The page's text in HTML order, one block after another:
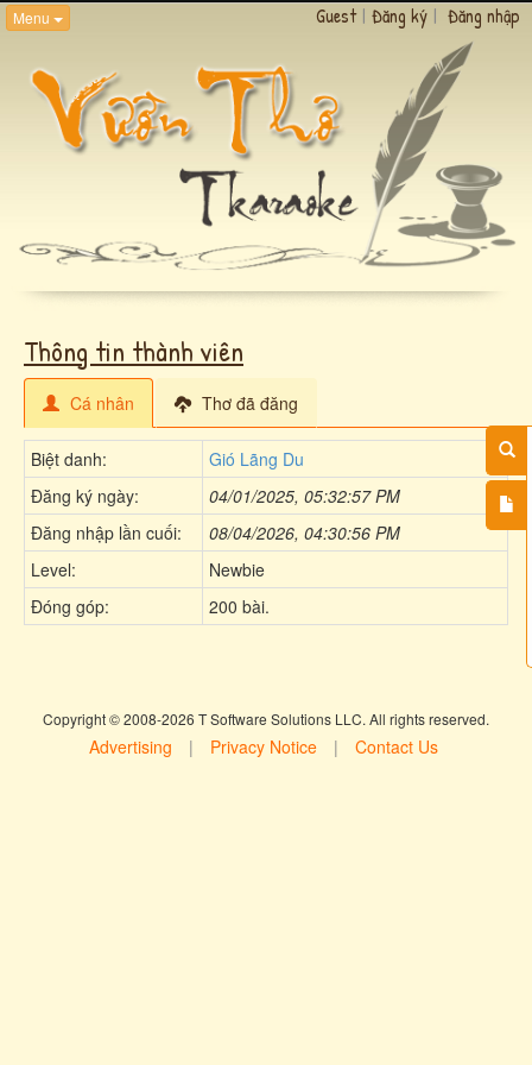
Menu Guest | Đăng ký | Đăng nhập
Thông tin thành viên
Cá nhân Thơ đã đăng
Biệt danh:
Gió Lãng Du
Đăng ký ngày:
04/01/2025, 05:32:57 PM
Đăng nhập lần cuối:
08/04/2026, 04:30:56 PM
Level:
Newbie
Đóng góp:
200 bài.
Copyright © 2008-2026 T Software Solutions LLC. All rights reserved.
Advertising | Privacy Notice | Contact Us